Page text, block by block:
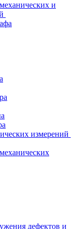
и
измерений
дефектов и